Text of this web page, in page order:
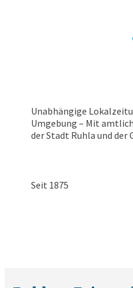
Unabhängige
Umgebung – Mit
der Stadt Ruhla und der
Seit 1875